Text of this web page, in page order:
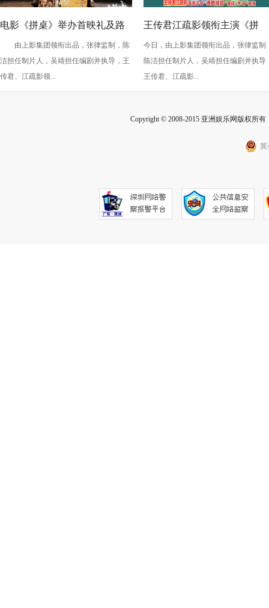
电影《拼桌》举办首映礼及路
演 白色情人节相约搭子稳稳幸
福
由上影集团领衔出品，张律监制，陈
洁担任制片人，吴靖担任编剧并执导，王
传君、江疏影领...
王传君江疏影领衔主演《拼
桌》定档3月14日
今日，由上影集团领衔出品，张律监制
陈洁担任制片人，吴靖担任编剧并执导
王传君、江疏影...
Copyright © 2008-2015 亚洲娱乐网版权所
冀